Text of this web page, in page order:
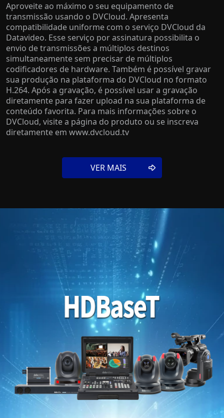
Aproveite ao máximo o seu equipamento de
transmissão usando o DVCloud. Apresenta
compatibilidade uniforme com o serviço DVCloud da
Datavideo. Esse serviço por assinatura possibilita o
envio de transmissões a múltiplos destinos
simultaneamente sem precisar de múltiplos
codificadores de hardware. Também é possível gravar
sua produção na plataforma do DVCloud no formato
H.264. Após a gravação, é possível usar a gravação
diretamente para fazer upload na sua plataforma de
conteúdo favorita. Para mais informações sobre o
DVCloud, visite a página do produto ou se inscreva
diretamente em www.dvcloud.tv
VER MAIS